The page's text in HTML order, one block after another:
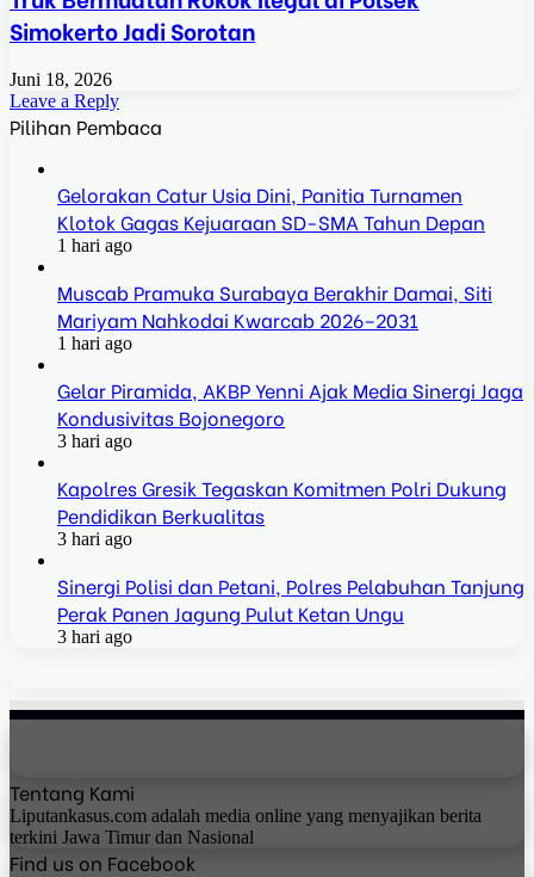
Simokerto Jadi Sorotan
Juni 18, 2026
Leave a Reply
Pilihan Pembaca
Gelorakan Catur Usia Dini, Panitia Turnamen
Klotok Gagas Kejuaraan SD-SMA Tahun Depan
1 hari ago
Muscab Pramuka Surabaya Berakhir Damai, Siti
Mariyam Nahkodai Kwarcab 2026–2031
1 hari ago
Gelar Piramida, AKBP Yenni Ajak Media Sinergi Jaga
Kondusivitas Bojonegoro
3 hari ago
Kapolres Gresik Tegaskan Komitmen Polri Dukung
Pendidikan Berkualitas
3 hari ago
Sinergi Polisi dan Petani, Polres Pelabuhan Tanjung
Perak Panen Jagung Pulut Ketan Ungu
3 hari ago
Tentang Kami
Liputankasus.com adalah media online yang menyajikan berita
terkini Jawa Timur dan Nasional
Find us on Facebook